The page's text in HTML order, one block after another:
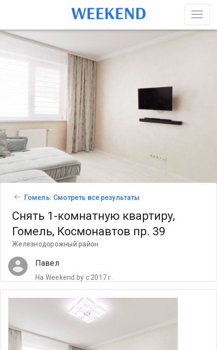
Гомель: Смотреть все результаты
Снять 1-комнатную квартиру,
Гомель, Космонавтов пр. 39
Железнодорожный район
Павел
На Weekend.by с 2017 г.